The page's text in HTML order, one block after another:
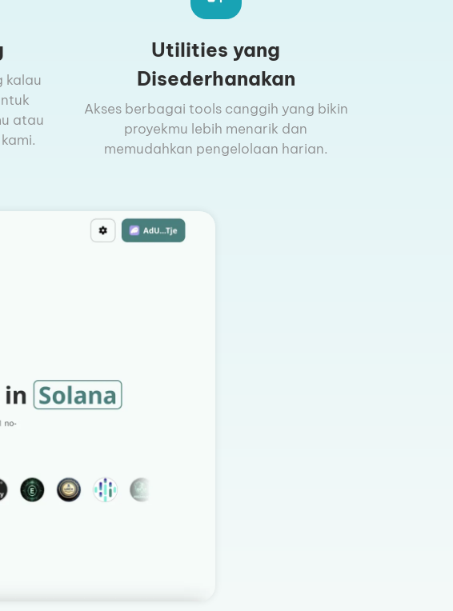
kalau
atau
Utilities yang
Disederhanakan
Akses berbagai tools canggih yang bikin
proyekmu lebih menarik dan
memudahkan pengelolaan harian.